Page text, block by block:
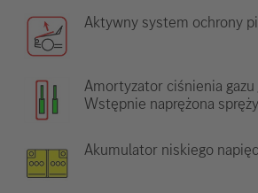
Aktywny system ochrony
Amortyzator ciśnienia
Wstępnie naprężona
Akumulator niskiego